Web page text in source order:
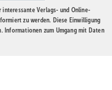
Verlags- und Online-
zu werden. Diese Einwilligung
Informationen zum Umgang mit Daten